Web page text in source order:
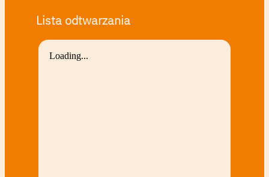
Lista odtwarzania